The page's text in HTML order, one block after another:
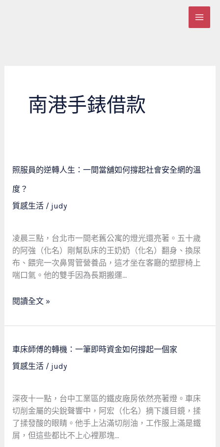
南港手錶借款
照服員的逆轉人生：一間當舖如何撐起社會安全網的溫
度？
質感生活/ judy
凌晨三點，台北市一間老舊公寓的燈光還亮著。五十歲
的阿強（化名）剛幫臥床的王奶奶（化名）翻身、換尿
布、餵完一次鼻胃管營養品，這才坐在客廳的塑膠椅上
喘口氣。他的雙手因為長期搬運…
照
服
員
的
人
生：
一
間
舖
何
起
社
會
全
網
的
溫
閱讀全文 »
車床師傅的轉機：一筆即時資金如何撐起一個家
質感生活/ judy
深夜十一點，台中工業區的鐵皮廠房依然亮著燈。車床
切削金屬的尖銳聲響中，阿宏（化名）摘下護目鏡，揉
了揉發酸的眼睛。他手上沾滿切削油，工作服上滿是鐵
屑，但這些都比不上心裡那塊…
車
床
師
的
轉
機：
一
筆